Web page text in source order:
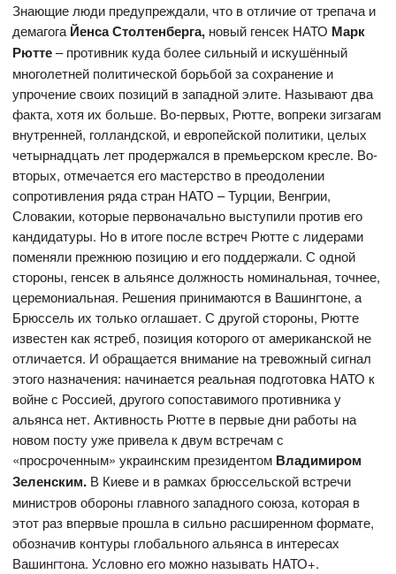
Знающие люди предупреждали, что в отличие от трепача и
демагогаЙенса Столтенберга, новый генсек НАТО Марк
Рютте– противник куда более сильный и искушённый
многолетней политической борьбой за сохранение и
упрочение своих позиций в западной элите. Называют два
факта, хотя их больше. Во-первых, Рютте, вопреки зигзагам
внутренней, голландской, и европейской политики, целых
четырнадцать лет продержался в премьерском кресле. Во-
вторых, отмечается его мастерство в преодолении
сопротивления ряда стран НАТО – Турции, Венгрии,
Словакии, которые первоначально выступили против его
кандидатуры. Но в итоге после встреч Рютте с лидерами
поменяли прежнюю позицию и его поддержали. С одной
стороны, генсек в альянсе должность номинальная, точнее,
церемониальная. Решения принимаются в Вашингтоне, а
Брюссель их только оглашает. С другой стороны, Рютте
известен как ястреб, позиция которого от американской не
отличается. И обращается внимание на тревожный сигнал
этого назначения: начинается реальная подготовка НАТО к
войне с Россией, другого сопоставимого противника у
альянса нет. Активность Рютте в первые дни работы на
новом посту уже привела к двум встречам с
«просроченным» украинским президентом Владимиром
Зеленским. В Киеве и в рамках брюссельской встречи
министров обороны главного западного союза, которая в
этот раз впервые прошла в сильно расширенном формате,
обозначив контуры глобального альянса в интересах
Вашингтона. Условно его можно называть НАТО+.